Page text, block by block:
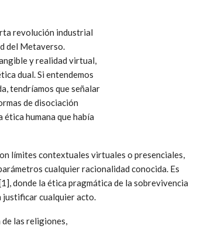
revolución industrial
del Metaverso.
y realidad virtual,
dual. Si entendemos
tendríamos que señalar
de disociación
humana que había
límites contextuales virtuales o presenciales,
cualquier racionalidad conocida. Es
donde la ética pragmática de la sobrevivencia
justificar cualquier acto.
las religiones,